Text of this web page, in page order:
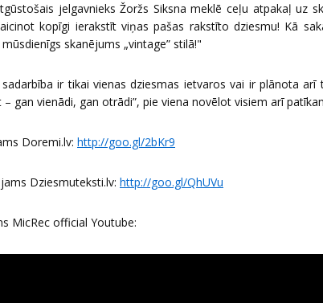
jelgavnieks Žoržs Siksna meklē ceļu atpakaļ uz
kopīgi ierakstīt viņas pašas rakstīto dziesmu! Kā
skanējums „vintage” stilā!"
ir tikai vienas dziesmas ietvaros vai ir plānota
– gan vienādi, gan otrādi”, pie viena novēlot visiem arī
Doremi.lv: http://goo.gl/2bKr9
Dziesmuteksti.lv: http://goo.gl/QhUVu
MicRec official Youtube: